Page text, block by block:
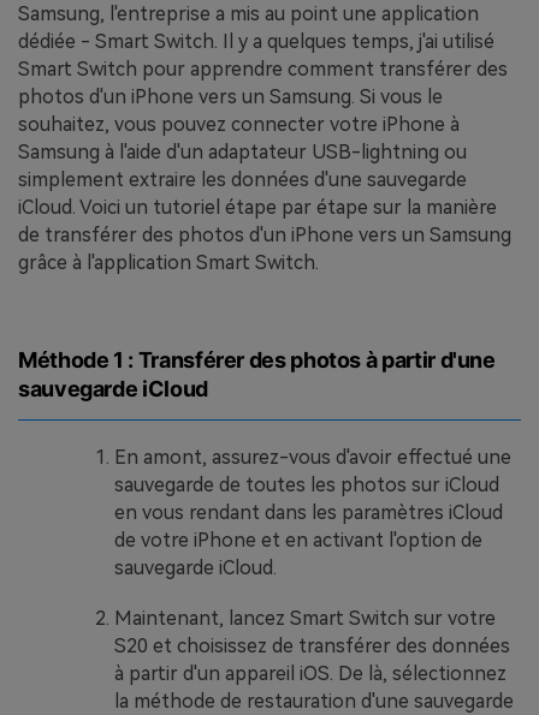
Samsung, l'entreprise a mis au point une application
dédiée - Smart Switch. Il y a quelques temps, j'ai utilisé
Smart Switch pour apprendre comment transférer des
photos d'un iPhone vers un Samsung. Si vous le
souhaitez, vous pouvez connecter votre iPhone à
Samsung à l'aide d'un adaptateur USB-lightning ou
simplement extraire les données d'une sauvegarde
iCloud. Voici un tutoriel étape par étape sur la manière
de transférer des photos d'un iPhone vers un Samsung
grâce à l'application Smart Switch.
Méthode 1 : Transférer des photos à partir d'une
sauvegarde iCloud
En amont, assurez-vous d'avoir effectué une
sauvegarde de toutes les photos sur iCloud
en vous rendant dans les paramètres iCloud
de votre iPhone et en activant l'option de
sauvegarde iCloud.
Maintenant, lancez Smart Switch sur votre
S20 et choisissez de transférer des données
à partir d'un appareil iOS. De là, sélectionnez
la méthode de restauration d'une sauvegarde